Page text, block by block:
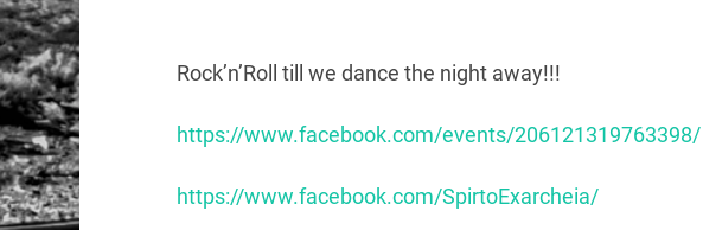
Rock’n’Roll till we dance the night away!!!
https://www.facebook.com/events/206121319763398/
https://www.facebook.com/SpirtoExarcheia/